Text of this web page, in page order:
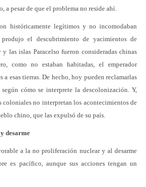
a pesar de que el problema no reside ahí.
históricamente legítimos y no incomodaban
el descubrimiento de yacimientos de
las islas Paracelso fueron consideradas chinas
como no estaban habitadas, el emperador
a esas tierras. De hecho, hoy pueden reclamarlas
cómo se interprete la descolonización. Y,
coloniales no interpretan los acontecimientos de
chino, que las expulsó de su país.
desarme
a la no proliferación nuclear y al desarme
es pacífico, aunque sus acciones tengan un